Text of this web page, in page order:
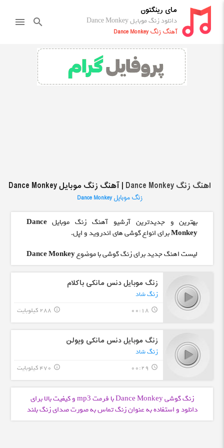
مای رینگتون
دانلود زنگ موبایل Dance Monkey
آهنگ زنگ Dance Monkey
search
menu
اهنگ زنگ Dance Monkey | آهنگ زنگ موبایل Dance Monkey
زنگ موبایل Dance Monkey
بهترین و جدیدترین آرشیو آهنگ زنگ موبایلDance
Monkeyبرای انواع گوشی های اندروید و اپل.
لیست اهنگ جدید برای زنگ گوشی با موضوعDance Monkey
زنگ موبایل دنس مانکی باکلام
زنگ شاد
query_builder
00:18 288 کیلوبایت info_outline
زنگ موبایل دنس مانکی ویولن
زنگ شاد
query_builder
00:29 470 کیلوبایت info_outline
زنگ گوشی Dance Monkey با فرمت mp3 و کیفیت بالا برای
دانلود و استفاده به عنوان زنگ تماس به صورت صدای زنگ بلند